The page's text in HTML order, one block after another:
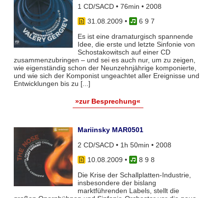
1 CD/SACD • 76min • 2008
31.08.2009 •
6 9 7
Es ist eine dramaturgisch spannende
Idee, die erste und letzte Sinfonie von
Schostakowitsch auf einer CD
zusammenzubringen – und sei es auch nur, um zu zeigen,
wie eigenständig schon der Neunzehnjährige komponierte,
und wie sich der Komponist ungeachtet aller Ereignisse und
Entwicklungen bis zu [...]
»zur Besprechung«
Mariinsky MAR0501
2 CD/SACD • 1h 50min • 2008
10.08.2009 •
8 9 8
Die Krise der Schallplatten-Industrie,
insbesondere der bislang
marktführenden Labels, stellt die